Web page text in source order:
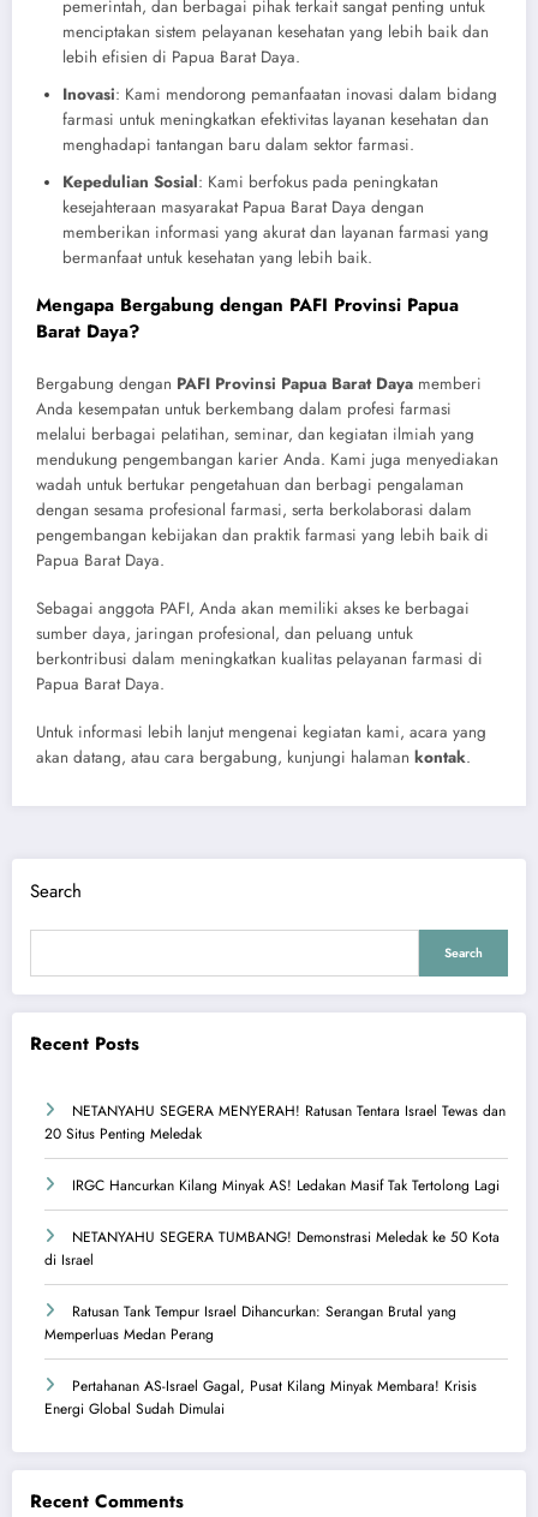
pemerintah, dan berbagai pihak terkait sangat penting untuk
menciptakan sistem pelayanan kesehatan yang lebih baik dan
lebih efisien di Papua Barat Daya.
Inovasi: Kami mendorong pemanfaatan inovasi dalam bidang
farmasi untuk meningkatkan efektivitas layanan kesehatan dan
menghadapi tantangan baru dalam sektor farmasi.
Kepedulian Sosial: Kami berfokus pada peningkatan
kesejahteraan masyarakat Papua Barat Daya dengan
memberikan informasi yang akurat dan layanan farmasi yang
bermanfaat untuk kesehatan yang lebih baik.
Mengapa Bergabung dengan PAFI Provinsi Papua
Barat Daya?
Bergabung dengan PAFI Provinsi Papua Barat Daya memberi
Anda kesempatan untuk berkembang dalam profesi farmasi
melalui berbagai pelatihan, seminar, dan kegiatan ilmiah yang
mendukung pengembangan karier Anda. Kami juga menyediakan
wadah untuk bertukar pengetahuan dan berbagi pengalaman
dengan sesama profesional farmasi, serta berkolaborasi dalam
pengembangan kebijakan dan praktik farmasi yang lebih baik di
Papua Barat Daya.
Sebagai anggota PAFI, Anda akan memiliki akses ke berbagai
sumber daya, jaringan profesional, dan peluang untuk
berkontribusi dalam meningkatkan kualitas pelayanan farmasi di
Papua Barat Daya.
Untuk informasi lebih lanjut mengenai kegiatan kami, acara yang
akan datang, atau cara bergabung, kunjungi halaman kontak.
Search
Search
Recent Posts
NETANYAHU SEGERA MENYERAH! Ratusan Tentara Israel Tewas dan
20 Situs Penting Meledak
IRGC Hancurkan Kilang Minyak AS! Ledakan Masif Tak Tertolong Lagi
NETANYAHU SEGERA TUMBANG! Demonstrasi Meledak ke 50 Kota
di Israel
Ratusan Tank Tempur Israel Dihancurkan: Serangan Brutal yang
Memperluas Medan Perang
Pertahanan AS-Israel Gagal, Pusat Kilang Minyak Membara! Krisis
Energi Global Sudah Dimulai
Recent Comments